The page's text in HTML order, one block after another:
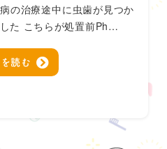
の治療途中に虫歯が見つか
た こちらが処置前Ph…
読む